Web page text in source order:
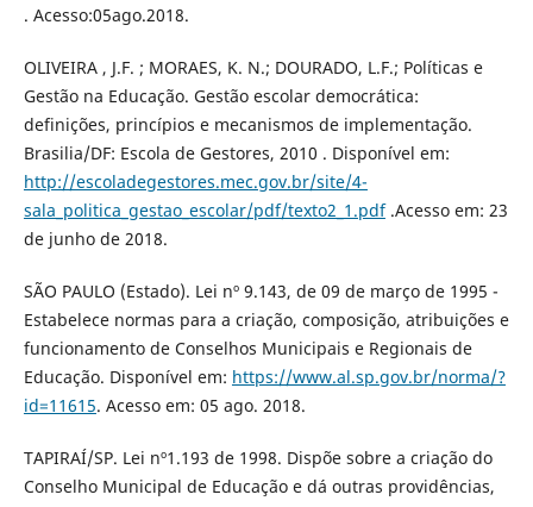
. Acesso:05ago.2018.
OLIVEIRA , J.F. ; MORAES, K. N.; DOURADO, L.F.; Políticas e
Gestão na Educação. Gestão escolar democrática:
definições, princípios e mecanismos de implementação.
Brasilia/DF: Escola de Gestores, 2010 . Disponível em:
http://escoladegestores.mec.gov.br/site/4-
sala_politica_gestao_escolar/pdf/texto2_1.pdf.Acesso em: 23
de junho de 2018.
SÃO PAULO (Estado). Lei nº 9.143, de 09 de março de 1995 -
Estabelece normas para a criação, composição, atribuições e
funcionamento de Conselhos Municipais e Regionais de
Educação. Disponível em: https://www.al.sp.gov.br/norma/?
id=11615. Acesso em: 05 ago. 2018.
TAPIRAÍ/SP. Lei nº1.193 de 1998. Dispõe sobre a criação do
Conselho Municipal de Educação e dá outras providências,